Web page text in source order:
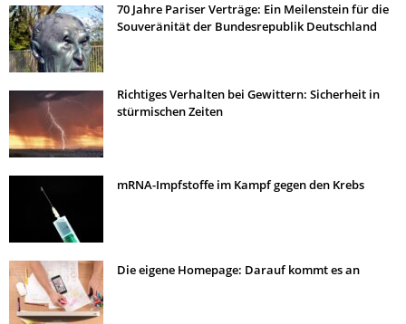
70 Jahre Pariser Verträge: Ein Meilenstein für die
Souveränität der Bundesrepublik Deutschland
Richtiges Verhalten bei Gewittern: Sicherheit in
stürmischen Zeiten
mRNA-Impfstoffe im Kampf gegen den Krebs
Die eigene Homepage: Darauf kommt es an